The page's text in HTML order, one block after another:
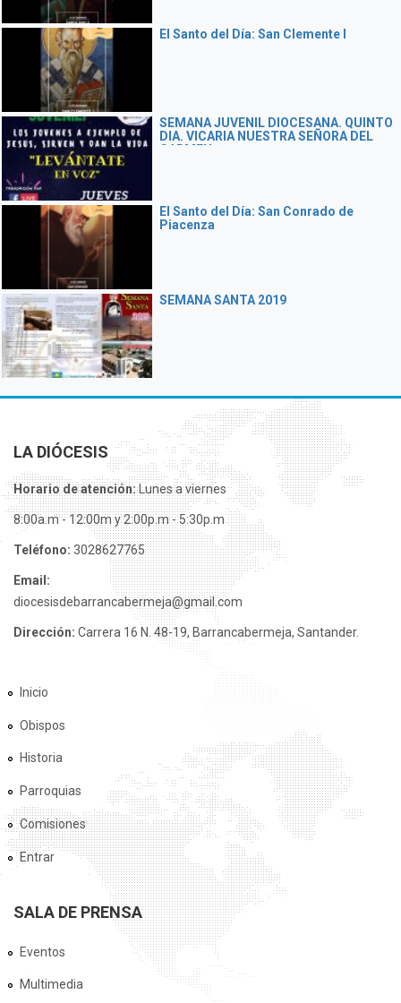
El Santo del Día: San Clemente I
SEMANA JUVENIL DIOCESANA. QUINTO
DIA. VICARIA NUESTRA SEÑORA DEL
CARMEN
El Santo del Día: San Conrado de
Piacenza
SEMANA SANTA 2019
LA DIÓCESIS
Horario de atención:Lunes a viernes
8:00a.m - 12:00m y 2:00p.m - 5:30p.m
Teléfono: 3028627765
Email:
diocesisdebarrancabermeja@gmail.com
Dirección: Carrera 16 N. 48-19, Barrancabermeja, Santander.
Inicio
Obispos
Historia
Parroquias
Comisiones
Entrar
SALA DE PRENSA
Eventos
Multimedia